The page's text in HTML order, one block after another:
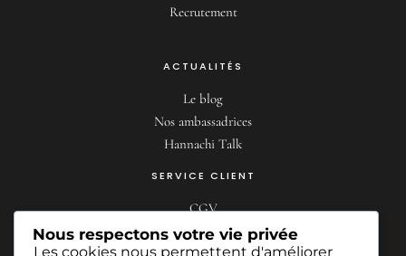
Recrutement
ACTUALITÉS
Le blog
Nos ambassadrices
Hannachi Talk
SERVICE CLIENT
CGV
Livraisons & retours
Nous respectons votre vie privée
Les cookies nous permettent d'améliorer